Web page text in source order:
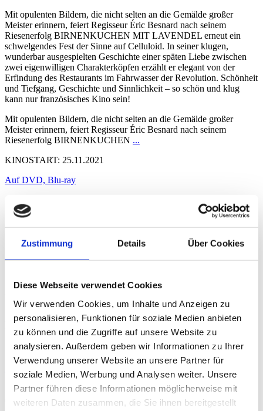
Zustimmung Details Über Cookies
Diese Webseite verwendet Cookies
Wir verwenden Cookies, um Inhalte und Anzeigen zu
personalisieren, Funktionen für soziale Medien anbieten
zu können und die Zugriffe auf unsere Website zu
analysieren. Außerdem geben wir Informationen zu Ihrer
Verwendung unserer Website an unsere Partner für
soziale Medien, Werbung und Analysen weiter. Unsere
Partner führen diese Informationen möglicherweise mit
weiteren Daten zusammen, die Sie ihnen bereitgestellt
Mit opulenten Bildern, die nicht selten an die Gemälde großer
Meister erinnern, feiert Regisseur Éric Besnard nach seinem
Riesenerfolg BIRNENKUCHEN MIT LAVENDEL erneut ein
schwelgendes Fest der Sinne auf Celluloid. In seiner klugen,
wunderbar ausgespielten Geschichte einer späten Liebe zwischen
zwei eigenwilligen Charakterköpfen erzählt er elegant von der
Erfindung des Restaurants im Fahrwasser der Revolution. Schönheit
und Tiefgang, Geschichte und Sinnlichkeit – so schön und klug
kann nur französisches Kino sein!
Mit opulenten Bildern, die nicht selten an die Gemälde großer
Meister erinnern, feiert Regisseur Éric Besnard nach seinem
Riesenerfolg BIRNENKUCHEN ...
KINOSTART: 25.11.2021
Auf DVD, Blu-ray
FILMINFO
REGIE
GALERIE
REGIE
Éric Besnard
Auf DVD, Blu-ray
Trailer